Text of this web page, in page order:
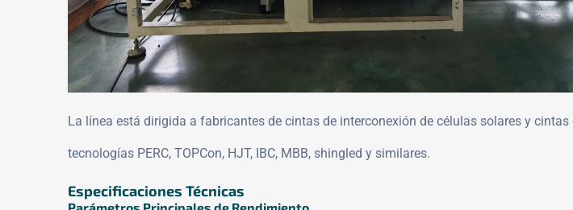
La línea está dirigida a fabricantes de cintas de interconexión de células solares y
tecnologías PERC, TOPCon, HJT, IBC, MBB, shingled y similares.
Especificaciones Técnicas